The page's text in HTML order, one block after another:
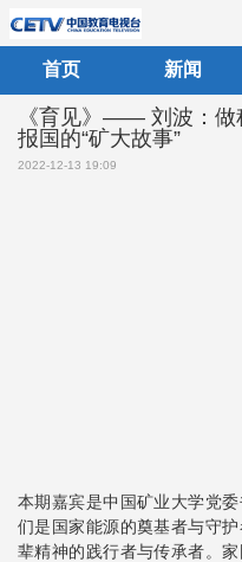
首页 新闻
《育见》—— 刘波：做
报国的“矿大故事”
2022-12-13 19:09
本期嘉宾是中国矿业大学党
们是国家能源的奠基者与守
辈精神的践行者与传承者。